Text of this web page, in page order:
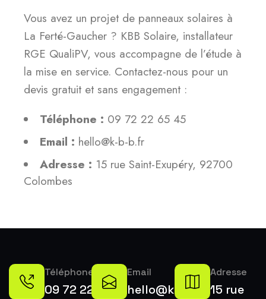
Vous avez un projet de panneaux solaires à
La Ferté-Gaucher ? KBB Solaire, installateur
RGE QualiPV, vous accompagne de l’étude à
la mise en service. Contactez-nous pour un
devis gratuit et sans engagement :
Téléphone : 09 72 22 65 45
Email : hello@k-b-b.fr
Adresse : 15 rue Saint-Exupéry, 92700
Colombes
Téléphone
09 72 22
Email
hello@k-
Adresse
15 rue